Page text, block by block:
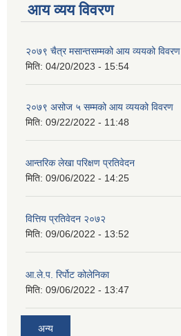
आय व्यय विवरण
२०७९ चैत्र मसान्तसम्मको आय व्ययको विवरण
मिति: 04/20/2023 - 15:54
२०७९ असोज ५ सम्मको आय व्ययको विवरण
मिति: 09/22/2022 - 11:48
आन्तरिक लेखा परिक्षण प्रतिवेदन
मिति: 09/06/2022 - 14:25
वित्तिय प्रतिवेदन २०७२
मिति: 09/06/2022 - 13:52
आ.ले.प. रिर्पोट कोलेनिका
मिति: 09/06/2022 - 13:47
अन्य